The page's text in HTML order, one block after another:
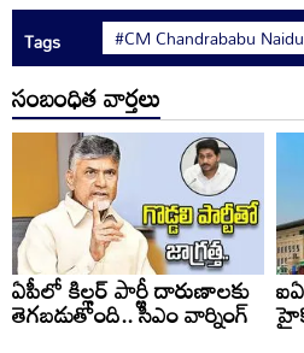
Tags #CM Chandrababu Naidu
సంబంధిత వార్తలు
ఏపీలో కిల్లర్ పార్టీ దారుణాలకు
తెగబడుతోంది.. సీఎం వార్నింగ్